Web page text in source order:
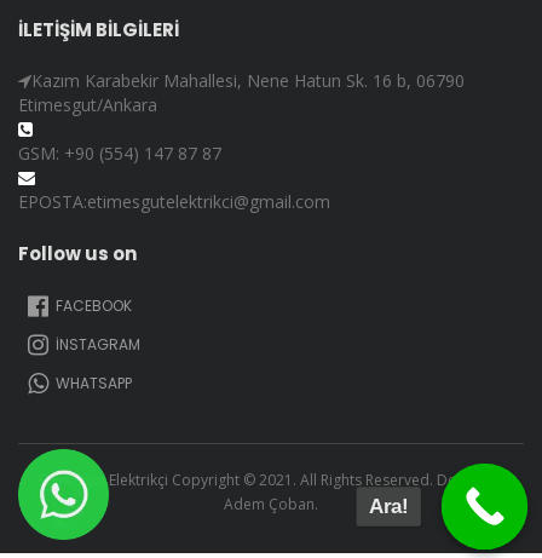
İLETİŞİM BİLGİLERİ
Kazım Karabekir Mahallesi, Nene Hatun Sk. 16 b, 06790
Etimesgut/Ankara
GSM: +90 (554) 147 87 87
EPOSTA:etimesgutelektrikci@gmail.com
Follow us on
FACEBOOK
İNSTAGRAM
WHATSAPP
Etimesgut Elektrikçi Copyright © 2021. All Rights Reserved. Design By
Adem Çoban.
Ara!